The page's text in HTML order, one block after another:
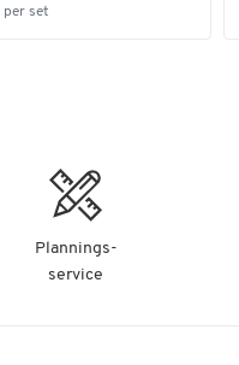
per set
Plannings-
service